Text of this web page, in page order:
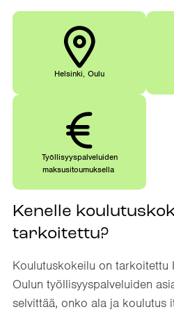
Helsinki, Oulu
Työllisyyspalveluiden
maksusitoumuksella
Kenelle
tarkoitettu?
Koulutuskokeilu on tarkoitettu
Oulun työllisyyspalveluiden
selvittää, onko ala ja koulutus